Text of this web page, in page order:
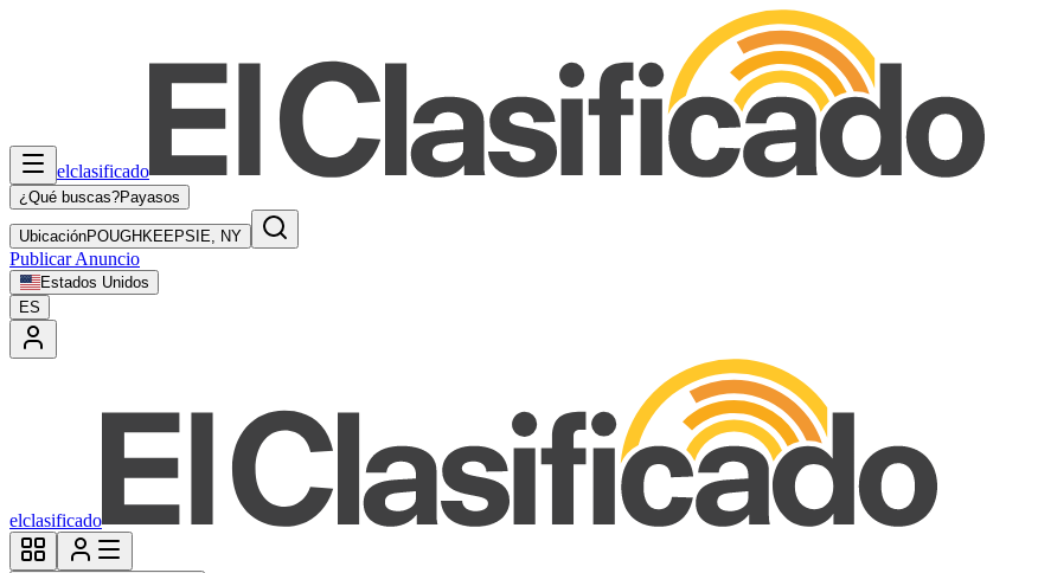
elclasificado
¿Qué buscas?Payasos
UbicaciónPOUGHKEEPSIE, NY
Publicar Anuncio
Estados Unidos
ES
elclasificado